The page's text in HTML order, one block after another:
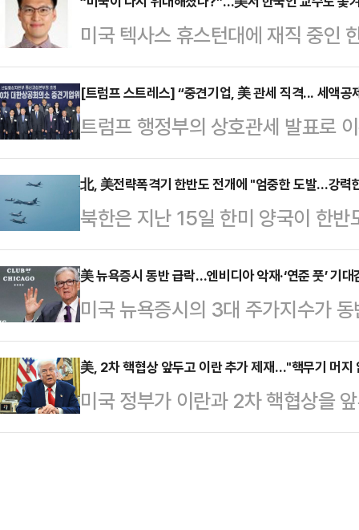
미국 텍사스 휴스턴대에 재직 중인
도중 귀국길에 오르는 사태가 발생
내 반유대주의 척결 등을 이유로 외
하고, 비자를 강제로 취소하는 일이
란이 커지고 있다.미 텍사스 지역
대 수학과 조교수로 재직 중인 전형
듣는 학생들에게 “예상치 못하게
신분 문제를 해결해…
[트럼프 스트레스] “중견기업, 美 관세 직격... 세액공
트럼프 행정부의 상호관세 발표로
운데 중견기업의 대응 전략을 논의
소는 17일 상의회관에서 정인교 산
‘제30차 대한상의 중견기업위원회
종태 중견기업위원장(퍼시스 회장)
성열 슈페리어 부회장, 이준환 케이
과 이호준 한국중견기업연합회 상
상의가 조사한 결과에 따르면 국내
北, 美전략폭격기 한반도 전개에 "엄중한 도발…강력
북한은 지난 15일 한미 양국이 한
개해 연합공중훈련을 실시한 것에
로 억제해 나갈 것"이라고 반발했
B-1B 한반도 전개가 "본토의 안보
"우리 국가의 안전에 대한 노골적
위험 수준으로 격상시키는 엄중한
통신이 17일 전했다.대변인은 최근
항공모함 등 전략 자…
美 뉴욕증시 동반 급락…엔비디아 악재·‘연준 풋’ 기대
미국 뉴욕증시의 3대 주가지수가
칩을 대중(對中) 수출을 제한한 데
장이 지금으로서는 시장개입 의사
끌어내렸다.미 경제매체 마켓워치
래소(NYSE)에서 전통적 우량주로
美, 2차 핵협상 앞두고 이란 추가 제재…"핵무기 머지
미국 정부가 이란과 2차 핵협상을
대한 신규 제재안을 발표했다.로이